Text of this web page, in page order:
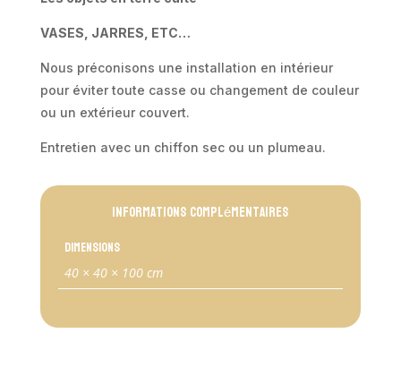
VASES, JARRES, ETC…
Nous préconisons une installation en intérieur
pour éviter toute casse ou changement de couleur
ou un extérieur couvert.
Entretien avec un chiffon sec ou un plumeau.
Informations complémentaires
Dimensions
40 × 40 × 100 cm